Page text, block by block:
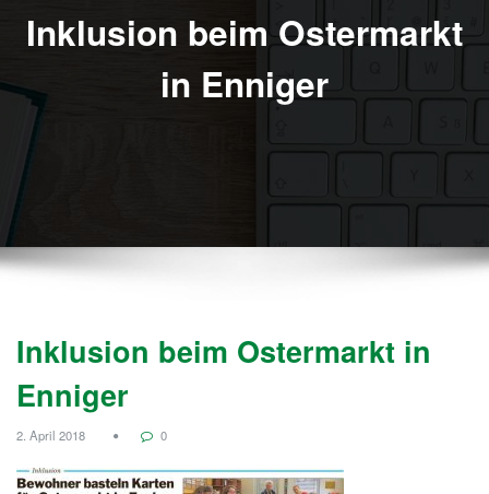
Inklusion beim Ostermarkt
in Enniger
Inklusion beim Ostermarkt in
Enniger
2. April 2018 0